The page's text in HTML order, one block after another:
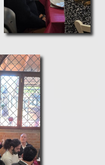
personalizzatopuoi
presente inQuesta Pagina,
a tutte le domande.